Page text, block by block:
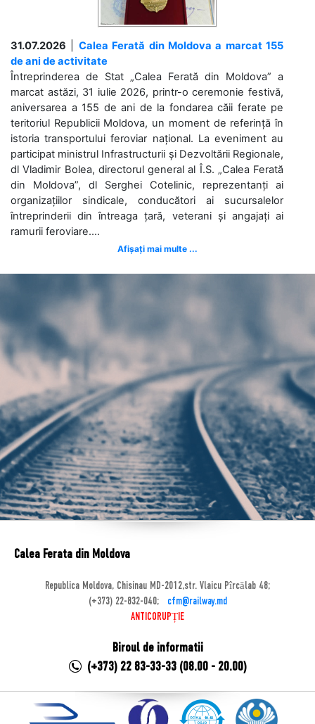
31.07.2026
Calea Ferată din Moldova a marcat 155
de ani de activitate
Întreprinderea de Stat „Calea Ferată din Moldova” a
marcat astăzi, 31 iulie 2026, printr-o ceremonie festivă,
aniversarea a 155 de ani de la fondarea căii ferate pe
teritoriul Republicii Moldova, un moment de referință în
istoria transportului feroviar național. La eveniment au
participat ministrul Infrastructurii și Dezvoltării Regionale,
dl Vladimir Bolea, directorul general al Î.S. „Calea Ferată
din Moldova”, dl Serghei Cotelinic, reprezentanți ai
organizațiilor sindicale, conducători ai sucursalelor
întreprinderii din întreaga țară, veterani și angajați ai
ramurii feroviare....
Afișați mai multe ...
Calea Ferata din Moldova
Republica Moldova, Chisinau MD-2012,str. Vlaicu Pîrcălab 48;
(+373) 22-832-040;
cfm@railway.md
ANTICORUPȚIE
Biroul de informatii
(+373) 22 83-33-33 (08.00 - 20.00)